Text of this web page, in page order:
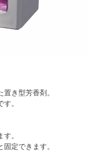
き型芳香剤。
。
。
定できます。